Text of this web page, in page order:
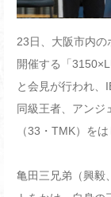
23日、大阪市内の
開催する「
と会見が行われ、
同級王者、アンジ
（33 ・ TMK）を
亀田三兄弟（興毅